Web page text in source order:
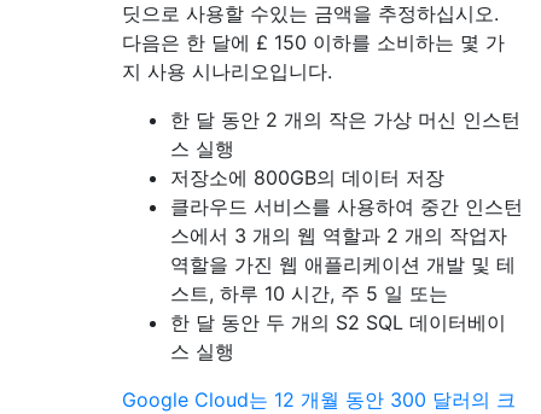
딧으로 사용할 수있는 금액을 추정하십시오.
다음은 한 달에 £ 150 이하를 소비하는 몇 가
지 사용 시나리오입니다.
한 달 동안 2 개의 작은 가상 머신 인스턴
스 실행
저장소에 800GB의 데이터 저장
클라우드 서비스를 사용하여 중간 인스턴
스에서 3 개의 웹 역할과 2 개의 작업자
역할을 가진 웹 애플리케이션 개발 및 테
스트, 하루 10 시간, 주 5 일 또는
한 달 동안 두 개의 S2 SQL 데이터베이
스 실행
Google Cloud는 12 개월 동안 300 달러의 크